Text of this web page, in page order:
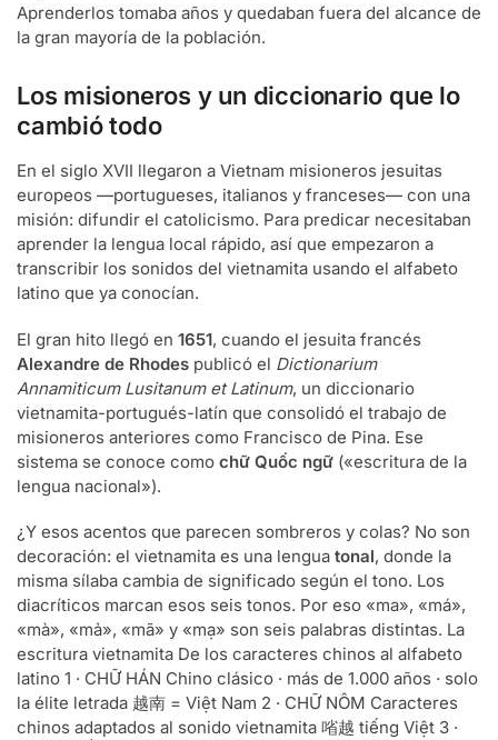
Aprenderlos tomaba años y quedaban fuera del alcance de
la gran mayoría de la población.
Los misioneros y un diccionario que lo
cambió todo
En el siglo XVII llegaron a Vietnam misioneros jesuitas
europeos —portugueses, italianos y franceses— con una
misión: difundir el catolicismo. Para predicar necesitaban
aprender la lengua local rápido, así que empezaron a
transcribir los sonidos del vietnamita usando el alfabeto
latino que ya conocían.
El gran hito llegó en 1651, cuando el jesuita francés
Alexandre de Rhodes publicó el Dictionarium
Annamiticum Lusitanum et Latinum, un diccionario
vietnamita-portugués-latín que consolidó el trabajo de
misioneros anteriores como Francisco de Pina. Ese
sistema se conoce como chữ Quốc ngữ («escritura de la
lengua nacional»).
¿Y esos acentos que parecen sombreros y colas? No son
decoración: el vietnamita es una lengua tonal, donde la
misma sílaba cambia de significado según el tono. Los
diacríticos marcan esos seis tonos. Por eso «ma», «má»,
«mà», «mả», «mã» y «mạ» son seis palabras distintas. La
escritura vietnamita De los caracteres chinos al alfabeto
latino 1 · CHỮ HÁN Chino clásico · más de 1.000 años · solo
la élite letrada 越南 = Việt Nam 2 · CHỮ NÔM Caracteres
chinos adaptados al sonido vietnamita 㗂越 tiếng Việt 3 ·